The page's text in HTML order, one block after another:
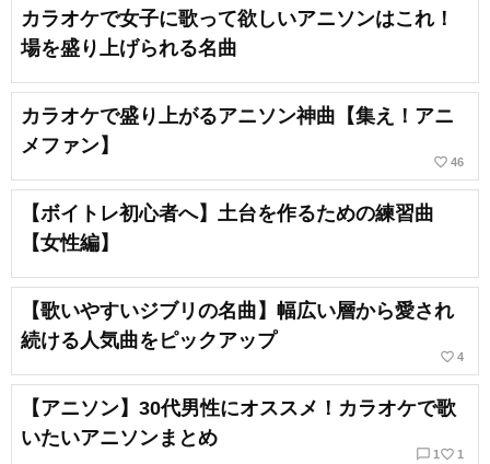
カラオケで女子に歌って欲しいアニソンはこれ！
場を盛り上げられる名曲
カラオケで盛り上がるアニソン神曲【集え！アニ
メファン】
favorite_border 46
【ボイトレ初心者へ】土台を作るための練習曲
【女性編】
【歌いやすいジブリの名曲】幅広い層から愛され
続ける人気曲をピックアップ
favorite_border 4
【アニソン】30代男性にオススメ！カラオケで歌
いたいアニソンまとめ
chat_bubble_outline 1 favorite_border 1